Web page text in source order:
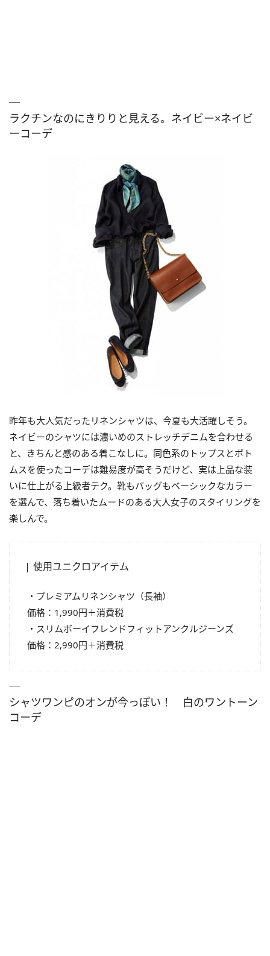
ラクチンなのにきりりと見える。ネイビー×ネイビ
ーコーデ
昨年も大人気だったリネンシャツは、今夏も大活躍しそう。
ネイビーのシャツには濃いめのストレッチデニムを合わせる
と、きちんと感のある着こなしに。同色系のトップスとボト
ムスを使ったコーデは難易度が高そうだけど、実は上品な装
いに仕上がる上級者テク。靴もバッグもベーシックなカラー
を選んで、落ち着いたムードのある大人女子のスタイリングを
楽しんで。
使用ユニクロアイテム
・プレミアムリネンシャツ（長袖）
価格：1,990円＋消費税
・スリムボーイフレンドフィットアンクルジーンズ
価格：2,990円＋消費税
シャツワンピのオンが今っぽい！ 白のワントーン
コーデ